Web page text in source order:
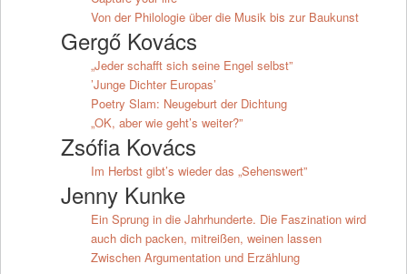
Von der Philologie über die Musik bis zur Baukunst
Gergő Kovács
„Jeder schafft sich seine Engel selbst”
’Junge Dichter Europas’
Poetry Slam: Neugeburt der Dichtung
„OK, aber wie geht’s weiter?”
Zsófia Kovács
Im Herbst gibt’s wieder das „Sehenswert”
Jenny Kunke
Ein Sprung in die Jahrhunderte. Die Faszination wird
auch dich packen, mitreißen, weinen lassen
Zwischen Argumentation und Erzählung